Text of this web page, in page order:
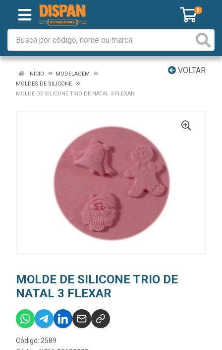
0
VOLTAR
INÍCIO
MODELAGEM
MOLDES DE SILICONE
MOLDE DE SILICONE TRIO DE NATAL 3 FLEXAR
MOLDE DE SILICONE TRIO DE
NATAL 3 FLEXAR
Código: 2589